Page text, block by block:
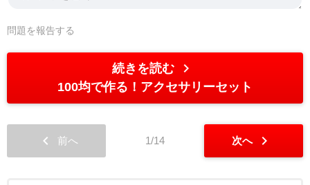
問題を報告する
続きを読む chevron_right
100均で作る！アクセサリーセット
chevron_left 前へ 1/14 次へ chevron_right